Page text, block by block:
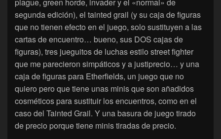
plague, green horde, invader y el «normal» de
segunda edición), el tainted grail (y su caja de figuras
que no tienen efecto en el juego, solo sustituyen a las
cartas de encuentro… bueno, sus DOS cajas de
figuras), tres jueguitos de luchas estilo street fighter
que me parecieron simpáticos y a justiprecio… y una
caja de figuras para Etherfields, un juego que no
quiero pero que tiene unas minis que son añadidos
cosméticos para sustituir los encuentros, como en el
caso del Tainted Grail. Y una basura de juego tirado
de precio porque tiene minis tiradas de precio.